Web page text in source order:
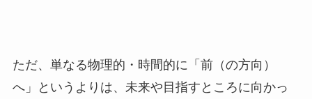
ただ、単なる物理的・時間的に「前（の方向）
へ」というよりは、未来や目指すところに向かっ